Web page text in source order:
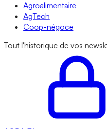
Agroalimentaire
AgTech
Coop-négoce
Tout l'historique de vos